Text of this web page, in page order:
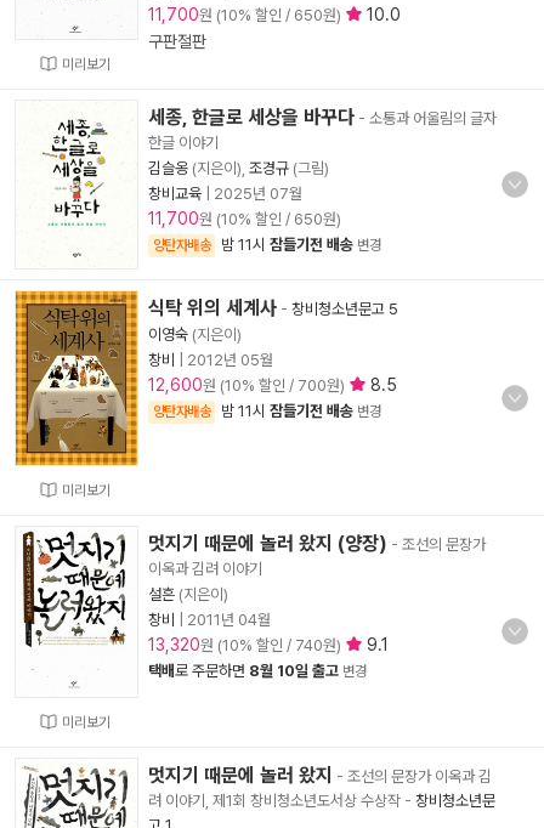
미리보기
11,700원 (10% 할인 / 650원)
10.0
구판절판
세종, 한글로 세상을 바꾸다 - 소통과 어울림의 글자
한글 이야기
김슬옹 (지은이), 조경규 (그림)
창비교육
2025년 07월
11,700원 (10% 할인 / 650원)
양탄자배송 밤 11시 잠들기전 배송 변경
미리보기
식탁 위의 세계사 - 창비청소년문고 5
이영숙 (지은이)
창비
2012년 05월
12,600원 (10% 할인 / 700원) 8.5
양탄자배송 밤 11시 잠들기전 배송 변경
미리보기
멋지기 때문에 놀러 왔지 (양장) - 조선의 문장가
이옥과 김려 이야기
설흔 (지은이)
창비
2011년 04월
13,320원 (10% 할인 / 740원) 9.1
택배로 주문하면 8월 10일 출고 변경
멋지기 때문에 놀러 왔지 - 조선의 문장가 이옥과 김
려 이야기, 제1회 창비청소년도서상 수상작 - 창비청소년문